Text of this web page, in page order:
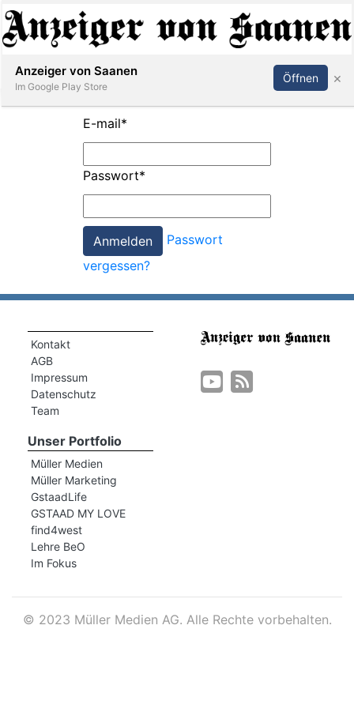
Abonnieren Anmelden
E-mail*
Passwort*
Passwort
vergessen?
Kontakt
AGB
Impressum
Datenschutz
Team
Unser Portfolio
Müller Medien
Müller Marketing
GstaadLife
GSTAAD MY LOVE
find4west
Lehre BeO
Im Fokus
© 2023 Müller Medien AG. Alle Rechte vorbehalten.
Anzeiger von Saanen
Im Google Play Store
Öffnen ×